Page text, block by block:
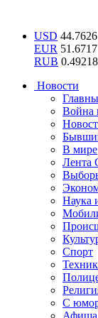
USD 44.7626
EUR 51.6717
RUB 0.49218
Новости
Война
В мире
Лента
Наука
Спорт
С
Афиша